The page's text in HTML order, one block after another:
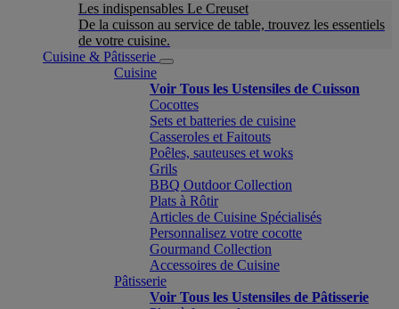
Les indispensables Le Creuset
De la cuisson au service de table, trouvez les essentiels
de votre cuisine.
Cuisine & Pâtisserie
Cuisine
Voir Tous les Ustensiles de Cuisson
Cocottes
Sets et batteries de cuisine
Casseroles et Faitouts
Poêles, sauteuses et woks
Grils
BBQ Outdoor Collection
Plats à Rôtir
Articles de Cuisine Spécialisés
Personnalisez votre cocotte
Gourmand Collection
Accessoires de Cuisine
Pâtisserie
Voir Tous les Ustensiles de Pâtisserie